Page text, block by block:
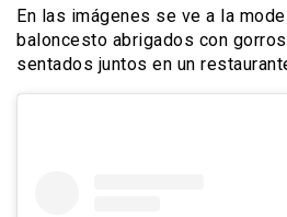
En las imágenes se ve a la
baloncesto abrigados con
sentados juntos en un